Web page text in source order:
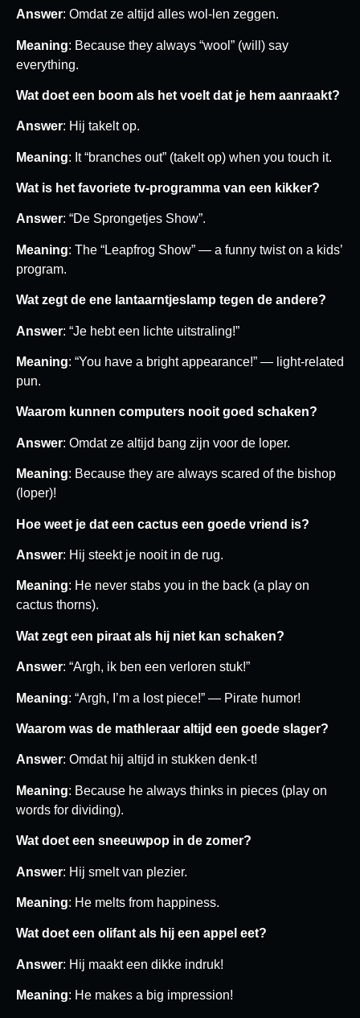
Answer: Omdat ze altijd alles wol-len zeggen.
Meaning: Because they always “wool” (will) say
everything.
Wat doet een boom als het voelt dat je hem aanraakt?
Answer: Hij takelt op.
Meaning: It “branches out” (takelt op) when you touch it.
Wat is het favoriete tv-programma van een kikker?
Answer: “De Sprongetjes Show”.
Meaning: The “Leapfrog Show” — a funny twist on a kids’
program.
Wat zegt de ene lantaarntjeslamp tegen de andere?
Answer: “Je hebt een lichte uitstraling!”
Meaning: “You have a bright appearance!” — light-related
pun.
Waarom kunnen computers nooit goed schaken?
Answer: Omdat ze altijd bang zijn voor de loper.
Meaning: Because they are always scared of the bishop
(loper)!
Hoe weet je dat een cactus een goede vriend is?
Answer: Hij steekt je nooit in de rug.
Meaning: He never stabs you in the back (a play on
cactus thorns).
Wat zegt een piraat als hij niet kan schaken?
Answer: “Argh, ik ben een verloren stuk!”
Meaning: “Argh, I’m a lost piece!” — Pirate humor!
Waarom was de mathleraar altijd een goede slager?
Answer: Omdat hij altijd in stukken denk-t!
Meaning: Because he always thinks in pieces (play on
words for dividing).
Wat doet een sneeuwpop in de zomer?
Answer: Hij smelt van plezier.
Meaning: He melts from happiness.
Wat doet een olifant als hij een appel eet?
Answer: Hij maakt een dikke indruk!
Meaning: He makes a big impression!